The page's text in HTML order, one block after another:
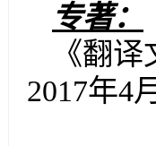
专著：
《翻
2017年4